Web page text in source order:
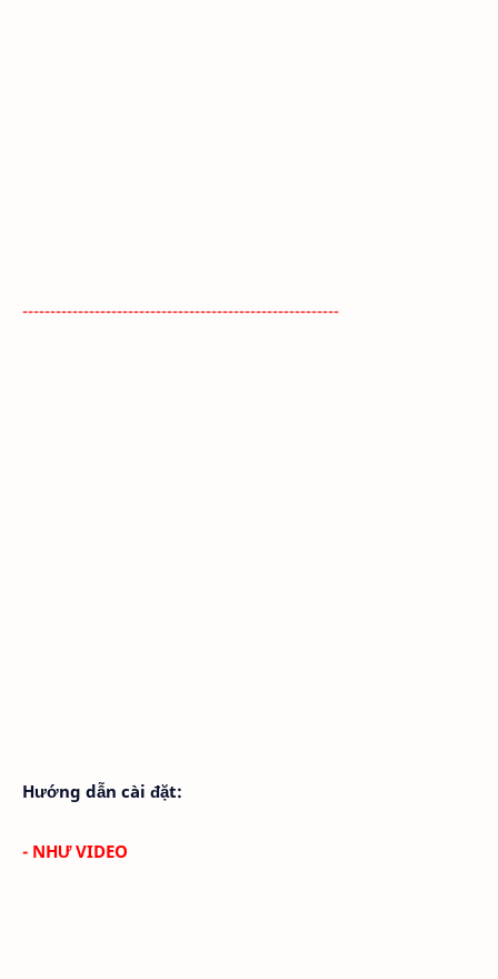
---------------------------------------------------------
Hướng dẫn cài đặt:
- NHƯ VIDEO